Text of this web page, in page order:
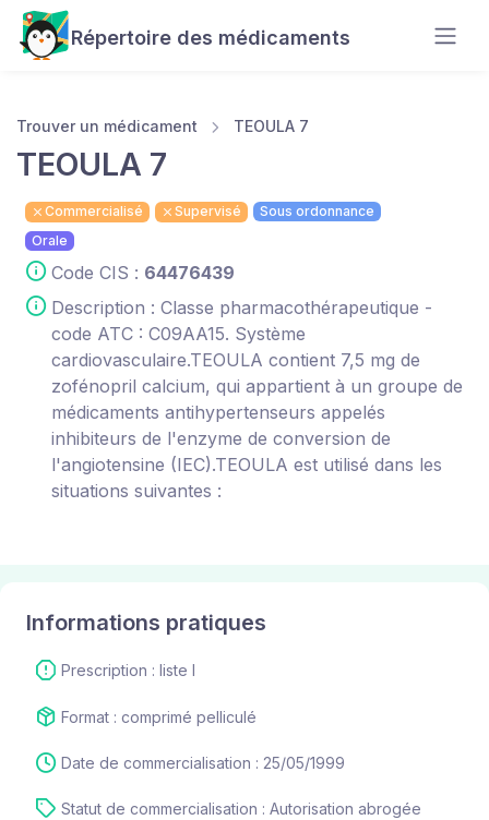
Répertoire des médicaments
Trouver un médicament TEOULA 7
TEOULA 7
Commercialisé Supervisé
Sous ordonnance
Orale
Code CIS : 64476439
Description : Classe pharmacothérapeutique -
code ATC : C09AA15. Système
cardiovasculaire.TEOULA contient 7,5 mg de
zofénopril calcium, qui appartient à un groupe de
médicaments antihypertenseurs appelés
inhibiteurs de l'enzyme de conversion de
l'angiotensine (IEC).TEOULA est utilisé dans les
situations suivantes :
Informations pratiques
Prescription : liste I
Format : comprimé pelliculé
Date de commercialisation : 25/05/1999
Statut de commercialisation : Autorisation abrogée